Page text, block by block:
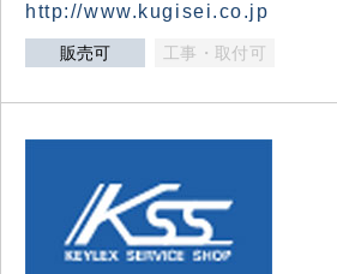
http://www.kugisei.co.jp
販売可 工事・取付可